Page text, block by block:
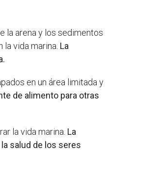
la arena y los sedimentos
vida marina. La
en un área limitada y
de alimento para otras
la vida marina. La
salud de los seres